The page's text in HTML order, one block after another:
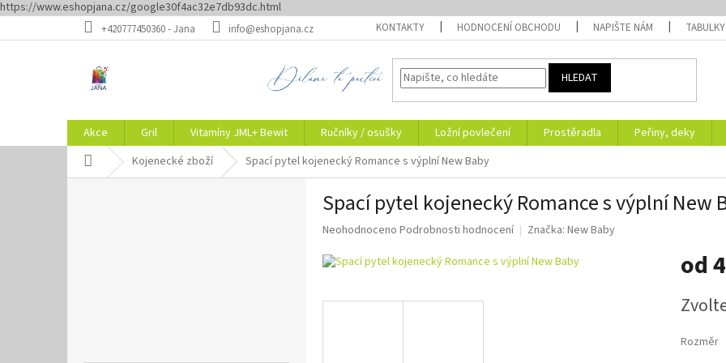
https://www.eshopjana.cz/google30f4ac32e7db93dc.html
na
+420777450360 - Jana info@eshopjana.cz KONTAKTY HODNOCENÍ OBCHODU NAPIŠTE NÁM TABULKY
HLEDAT
Akce Gril Vitamíny JML+ Bewit Ručníky / osušky Ložní povlečení Prostěradla Peřiny, deky
Domů Kojenecké zboží Spací pytel kojenecký Romance s výplní New Baby
Spací pytel kojenecký Romance s výplní New
Průměrné
produktu
z
Neohodnoceno Podrobnosti hodnocení Značka: New Baby
od
cena:
Rozměr